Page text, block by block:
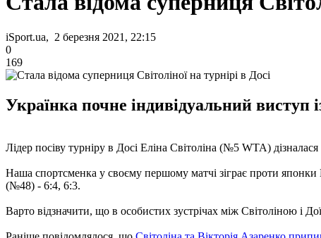
iSport.ua, 2 березня 2021, 22:15
0
169
Українка почне індивідуальний виступ
Лідер посіву турніру в Досі Еліна Світоліна (№5 WTA)
Наша спортсменка у своєму першому матчі зіграє проти японки
(№48) - 6:4, 6:3.
Варто відзначити, що в особистих зустрічах між Світоліною і